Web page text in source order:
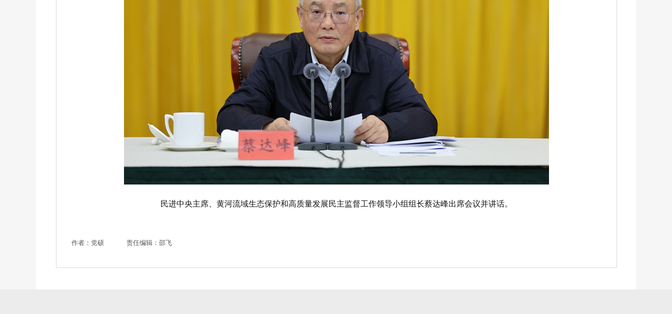
民进中央主席、黄河流域生态保护和高质量发展民主监督工作领导小组组长蔡达峰出席会议并讲话。
作者：党硕 责任编辑：邵飞